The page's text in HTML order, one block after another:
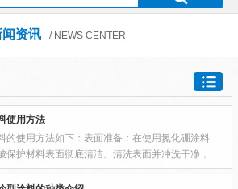
闻资讯 / NEWS CENTER
使用方法
的使用方法如下：表面准备：在使用氮化硼涂料
保护材料表面彻底清洁。清洗表面并冲洗干净，为
做好准备。稀释与涂抹：对于新流槽，建议使用1：
，将氮化硼涂料均匀地刷在槽壁...